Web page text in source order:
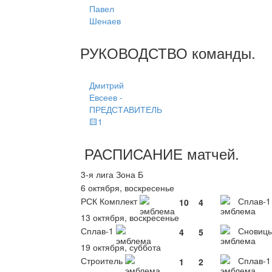
Павел
Шенаев
РУКОВОДСТВО команды.
Дмитрий
Евсеев -
ПРЕДСТАВИТЕЛЬ
🟨1
РАСПИСАНИЕ матчей.
3-я лига Зона Б
6 октября, воскресенье
РСК Комплект
10 4 Сплав-1
13 октября, воскресенье
Сплав-1
4 5
19 октября, суббота
Строитель
1 2 Сплав-1